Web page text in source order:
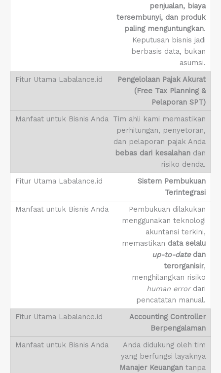
penjualan, biaya
tersembunyi, dan produk
paling menguntungkan.
Keputusan bisnis jadi
berbasis data, bukan
asumsi.
Pengelolaan Pajak Akurat
(Free Tax Planning &
Pelaporan SPT)
Tim ahli kami memastikan
perhitungan, penyetoran,
dan pelaporan pajak Anda
bebas dari kesalahan dan
risiko denda.
Sistem Pembukuan
Terintegrasi
Pembukuan dilakukan
menggunakan teknologi
akuntansi terkini,
memastikan data selalu
up-to-datedan
terorganisir,
menghilangkan risiko
human errordari
pencatatan manual.
Accounting Controller
Berpengalaman
Anda didukung oleh tim
yang berfungsi layaknya
Manajer Keuangan tanpa